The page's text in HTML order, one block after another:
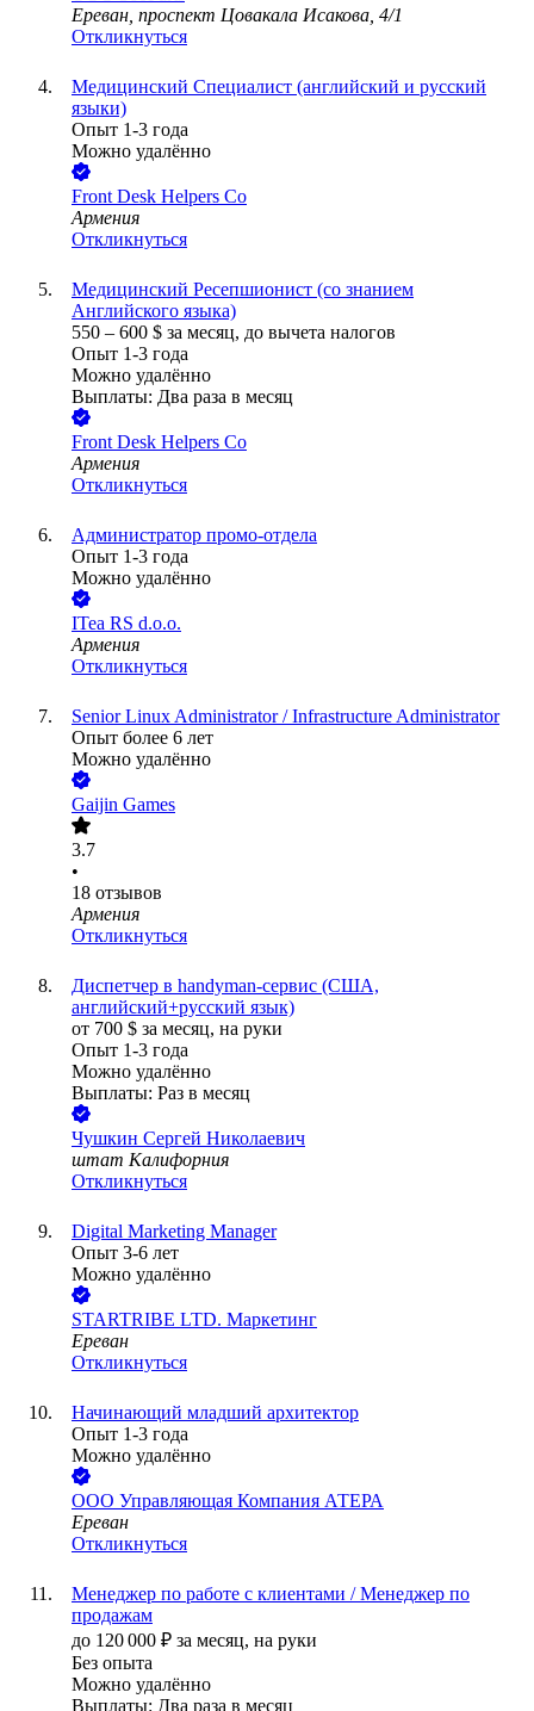
Ереван, проспект Цовакала Исакова, 4/1
Откликнуться
Медицинский Специалист (английский и русский
языки)
Опыт 1-3 года
Можно удалённо
Front Desk Helpers Co
Армения
Откликнуться
Медицинский Ресепшионист (со знанием
Английского языка)
550 – 600 $ за месяц, до вычета налогов
Опыт 1-3 года
Можно удалённо
Выплаты: Два раза в месяц
Front Desk Helpers Co
Армения
Откликнуться
Администратор промо-отдела
Опыт 1-3 года
Можно удалённо
ITea RS d.o.o.
Армения
Откликнуться
Senior Linux Administrator / Infrastructure Administrator
Опыт более 6 лет
Можно удалённо
Gaijin Games
3.7
•
18 отзывов
Армения
Откликнуться
Диспетчер в handyman-сервис (США,
английский+русский язык)
от 700 $ за месяц, на руки
Опыт 1-3 года
Можно удалённо
Выплаты: Раз в месяц
Чушкин Сергей Николаевич
штат Калифорния
Откликнуться
Digital Marketing Manager
Опыт 3-6 лет
Можно удалённо
STARTRIBE LTD. Маркетинг
Ереван
Откликнуться
Начинающий младший архитектор
Опыт 1-3 года
Можно удалённо
ООО Управляющая Компания АТЕРА
Ереван
Откликнуться
Менеджер по работе с клиентами / Менеджер по
продажам
до 120 000 ₽ за месяц, на руки
Без опыта
Можно удалённо
Выплаты: Два раза в месяц